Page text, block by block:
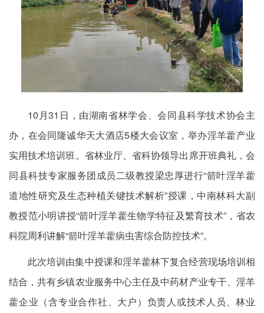
10月31日，由湖南省林学会、会同县科学技术协会主
办，在会同隆诚华天大酒店5楼大会议室，举办淫羊藿产业
实用技术培训班。省林业厅、省科协领导出席开班典礼，会
同县科技专家服务团成员二级教授梁忠厚进行“箭叶淫羊藿
道地性研究及生态种植关键技术解析”授课，中南林科大副
教授范小明讲授“箭叶淫羊藿生物学特征及繁育技术”，省农
科院周利讲解“箭叶淫羊藿病虫害综合防控技术”。
此次培训由集中授课和淫羊藿林下复合经营现场培训相
结合，共有乡镇农业服务中心主任及中药材产业专干、淫羊
藿企业（含专业合作社、大户）负责人或技术人员、林业